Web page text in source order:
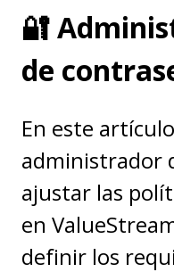
🔐
de
En este
administrador
ajustar las
en
definir los